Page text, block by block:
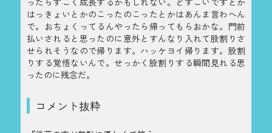
はっきょいとかのこったのこったとかはあんま言わへん
で。おちょくってるんやったら帰ってもらおかな。門前
払いされると思ったのに意外とすんなり入れて股割りさ
せられそうなので帰ります。ハッケヨイ帰ります。股割
りする覚悟ないんで。せっかく股割りする瞬間見れる思
ったのに残念だ。
コメント抜粋